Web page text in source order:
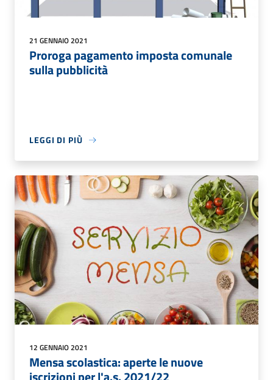
21 GENNAIO 2021
Proroga pagamento imposta comunale
sulla pubblicità
LEGGI DI PIÙ
12 GENNAIO 2021
Mensa scolastica: aperte le nuove